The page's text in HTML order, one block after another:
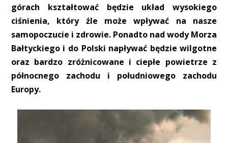
górach kształtować będzie układ wysokiego
ciśnienia, który źle może wpływać na nasze
samopoczucie i zdrowie. Ponadto nad wody Morza
Bałtyckiego i do Polski napływać będzie wilgotne
oraz bardzo zróżnicowane i ciepłe powietrze z
północnego zachodu i południowego zachodu
Europy.